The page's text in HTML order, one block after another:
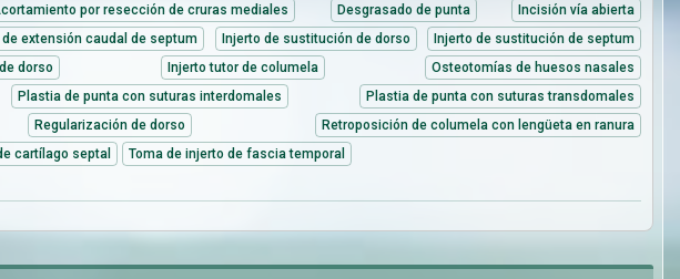
por resección de cruras mediales Desgrasado de punta
Incisión vía abierta
de extensión caudal de septum Injerto de sustitución de dorso
Injerto de sustitución de septum
dorso Injerto tutor de columela
Osteotomías de huesos nasales
Plastia de punta con suturas interdomales
Plastia de punta con suturas transdomales
Regularización de dorso
Retroposición de columela con lengüeta en ranura
cartílago septal
Toma de injerto de fascia temporal